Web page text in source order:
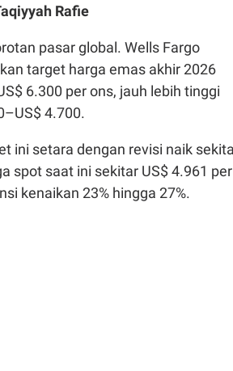
Rafie
pasar global. Wells Fargo
target harga emas akhir 2026
6.300 per ons, jauh lebih tinggi
4.700.
ini setara dengan revisi naik
spot saat ini sekitar US$ 4.961 per
kenaikan 23% hingga 27%.